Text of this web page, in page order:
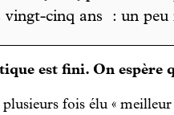
vingt-cinq ans : un peu
est fini. On espère
fois élu «